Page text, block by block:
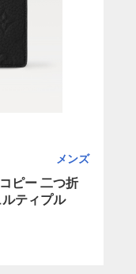
メンズ
ピー 二つ折
ティプル